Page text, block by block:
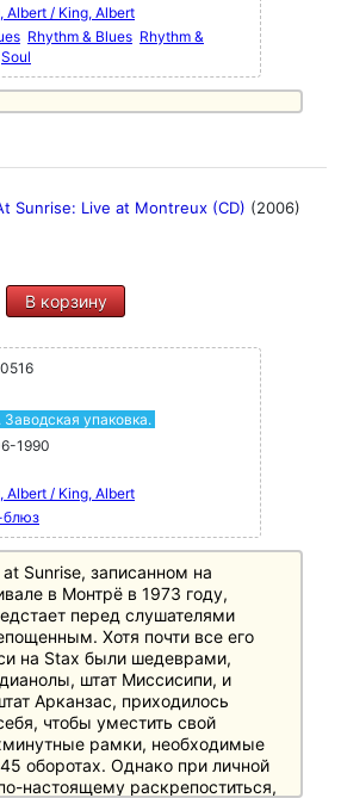
Albert / King, Albert
Rhythm & Blues Rhythm &
Soul
Sunrise: Live at Montreux (CD) (2006)
В корзину
Заводская упаковка.
1990
Albert / King, Albert
блюз
Sunrise, записанном на
в Монтрё в 1973 году,
перед слушателями
Хотя почти все его
на Stax были шедеврами,
штат Миссисипи, и
Арканзас, приходилось
чтобы уместить свой
рамки, необходимые
оборотах. Однако при личной
настоящему раскрепоститься,